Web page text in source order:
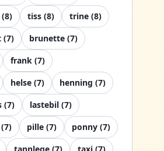
(8) tiss (8) trine (8)
(7) brunette (7)
frank (7)
helse (7) henning (7)
(7) lastebil (7)
(7) pille (7) ponny (7)